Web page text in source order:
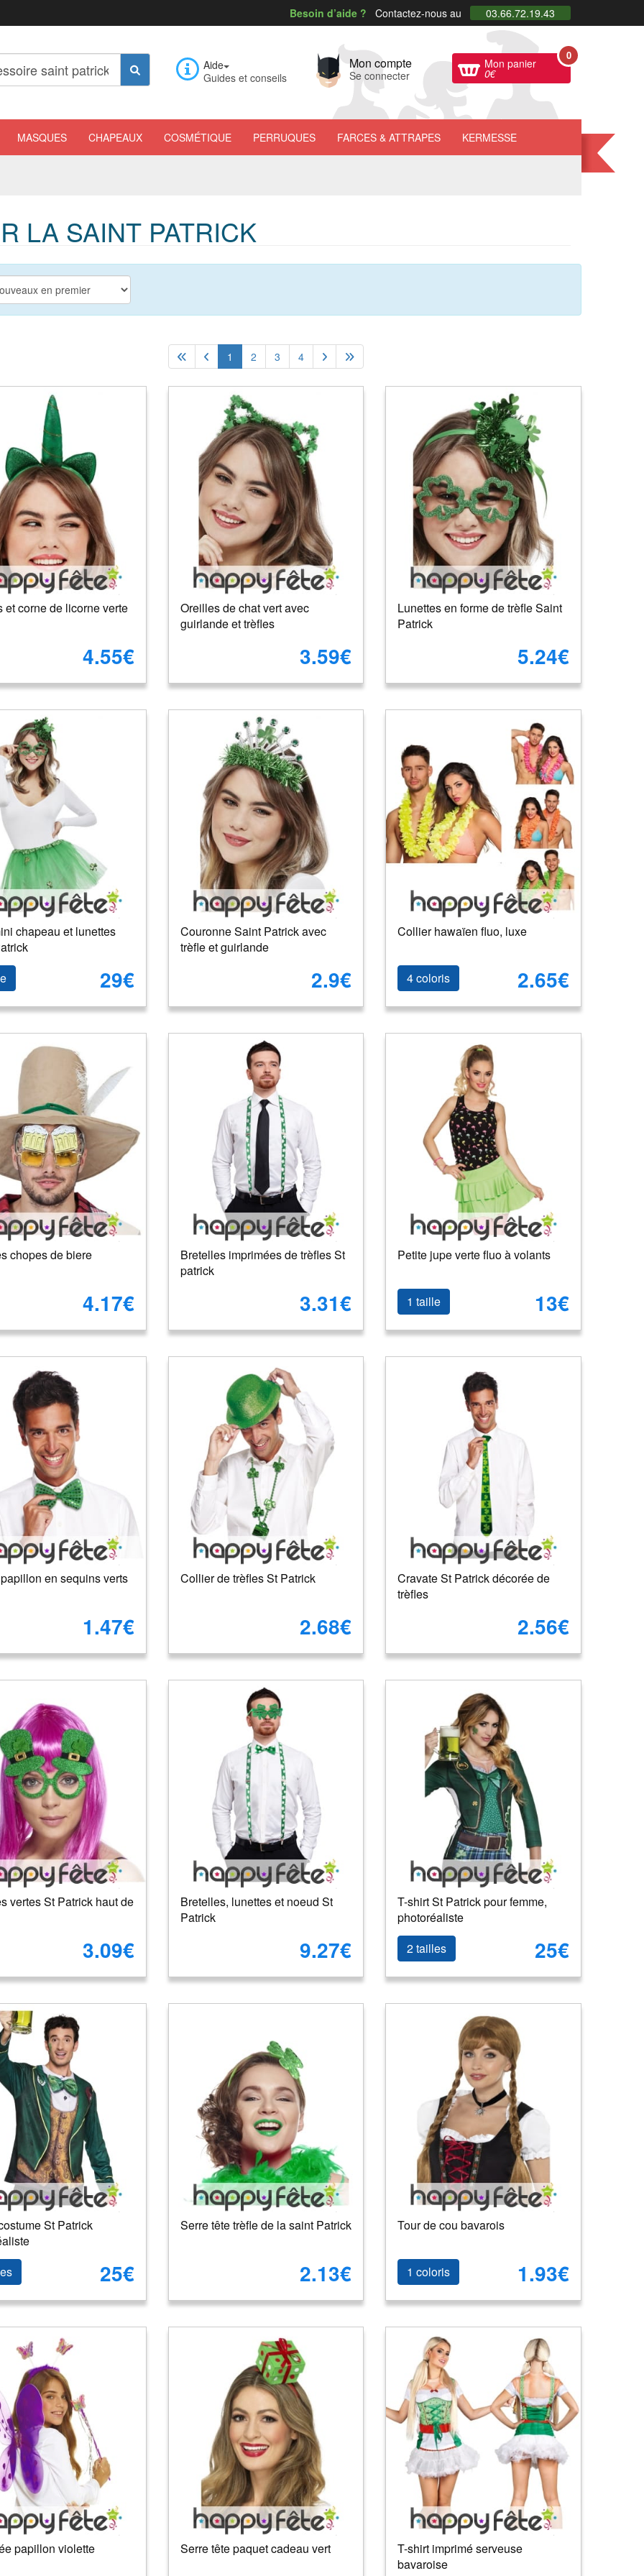
Besoin d’aide ? Contactez-nous au 03.66.72.19.43
Aide
Guides et conseils
Mon compte
Se connecter
Mon panier
0€
0
MASQUES CHAPEAUX COSMÉTIQUE PERRUQUES FARCES & ATTRAPES KERMESSE
LA SAINT PATRICK
1 2 3 4
et corne de licorne verte
4.55€
Oreilles de chat vert avec
guirlande et trèfles
3.59€
Lunettes en forme de trèfle Saint
Patrick
5.24€
chapeau et lunettes
29€
Couronne Saint Patrick avec
trèfle et guirlande
2.9€
Collier hawaïen fluo, luxe
4 coloris 2.65€
chopes de biere
4.17€
Bretelles imprimées de trèfles St
patrick
3.31€
Petite jupe verte fluo à volants
1 taille 13€
en sequins verts
1.47€
Collier de trèfles St Patrick
2.68€
Cravate St Patrick décorée de
trèfles
2.56€
vertes St Patrick haut de
3.09€
Bretelles, lunettes et noeud St
Patrick
9.27€
T-shirt St Patrick pour femme,
photoréaliste
2 tailles
25€
St Patrick
25€
Serre tête trèfle de la saint Patrick
2.13€
Tour de cou bavarois
1 coloris 1.93€
papillon violette Serre tête paquet cadeau vert
T-shirt imprimé serveuse
bavaroise